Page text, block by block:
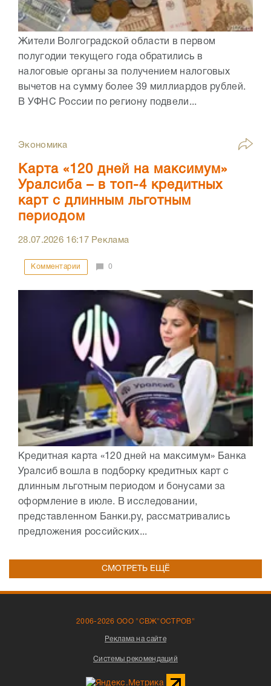
Жители Волгоградской области в первом
полугодии текущего года обратились в
налоговые органы за получением налоговых
вычетов на сумму более 39 миллиардов рублей.
В УФНС России по региону подвели...
Экономика
Карта «120 дней на максимум»
Уралсиба – в топ-4 кредитных
карт с длинным льготным
периодом
28.07.2026 16:17 Реклама
Комментарии 0
Кредитная карта «120 дней на максимум» Банка
Уралсиб вошла в подборку кредитных карт с
длинным льготным периодом и бонусами за
оформление в июле. В исследовании,
представленном Банки.ру, рассматривались
предложения российских...
СМОТРЕТЬ ЕЩЁ
2006-2026 ООО "СВЖ"ОСТРОВ"
Реклама на сайте
Системы рекомендаций